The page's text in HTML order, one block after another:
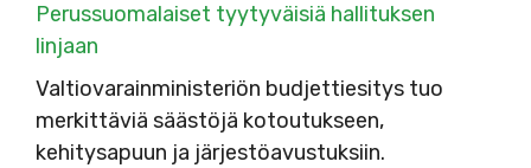
Perussuomalaiset tyytyväisiä hallituksen
linjaan
Valtiovarainministeriön budjettiesitys tuo
merkittäviä säästöjä kotoutukseen,
kehitysapuun ja järjestöavustuksiin.